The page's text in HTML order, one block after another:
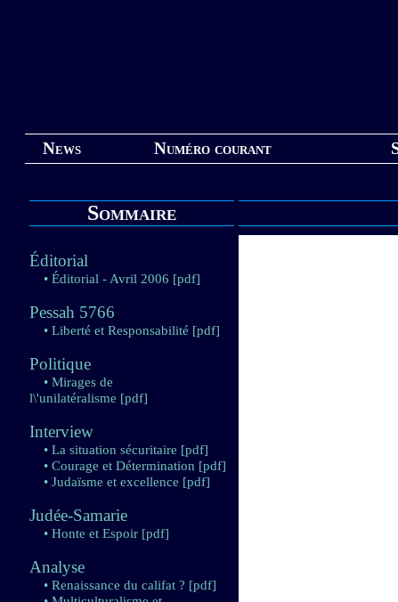
News Numéro courant
Sommaire
Éditorial
• Éditorial - Avril 2006 [pdf]
Pessah 5766
• Liberté et Responsabilité [pdf]
Politique
• Mirages de
l\'unilatéralisme [pdf]
Interview
• La situation sécuritaire [pdf]
• Courage et Détermination [pdf]
• Judaïsme et excellence [pdf]
Judée-Samarie
• Honte et Espoir [pdf]
Analyse
• Renaissance du califat ? [pdf]